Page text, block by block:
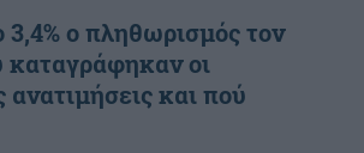
ο πληθωρισμός τον
καταγράφηκαν οι
ανατιμήσεις και πού